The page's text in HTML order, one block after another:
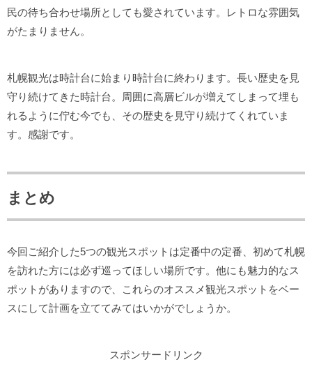
民の待ち合わせ場所としても愛されています。レトロな雰囲気
がたまりません。
札幌観光は時計台に始まり時計台に終わります。長い歴史を見
守り続けてきた時計台。周囲に高層ビルが増えてしまって埋も
れるように佇む今でも、その歴史を見守り続けてくれていま
す。感謝です。
まとめ
今回ご紹介した5つの観光スポットは定番中の定番、初めて札幌
を訪れた方には必ず巡ってほしい場所です。他にも魅力的なス
ポットがありますので、これらのオススメ観光スポットをベー
スにして計画を立ててみてはいかがでしょうか。
スポンサードリンク